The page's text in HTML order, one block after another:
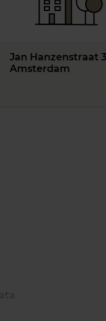
Jan Hanzenstraat
Amsterdam